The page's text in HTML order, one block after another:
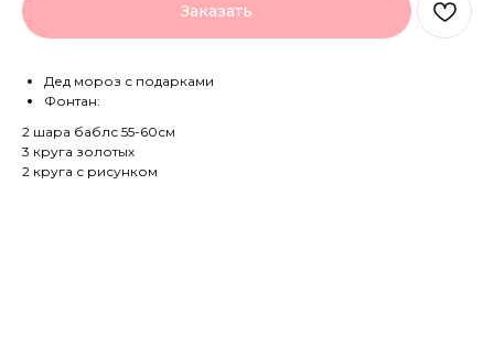
Заказать
Дед мороз с подарками
Фонтан:
2 шара баблс 55-60см
3 круга золотых
2 круга с рисунком